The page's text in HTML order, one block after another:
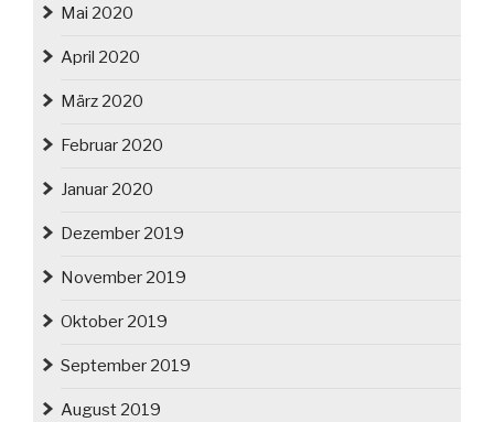
Mai 2020
April 2020
März 2020
Februar 2020
Januar 2020
Dezember 2019
November 2019
Oktober 2019
September 2019
August 2019